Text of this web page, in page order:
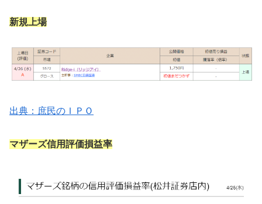
新規上場
出典：庶民のＩＰＯ
マザーズ信用評価損益率